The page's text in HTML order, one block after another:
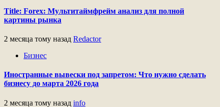
Title: Forex: Мультитаймфрейм анализ для полной
картины рынка
2 месяца тому назад Redactor
Бизнес
Иностранные вывески под запретом: Что нужно сделать
бизнесу до марта 2026 года
2 месяца тому назад info